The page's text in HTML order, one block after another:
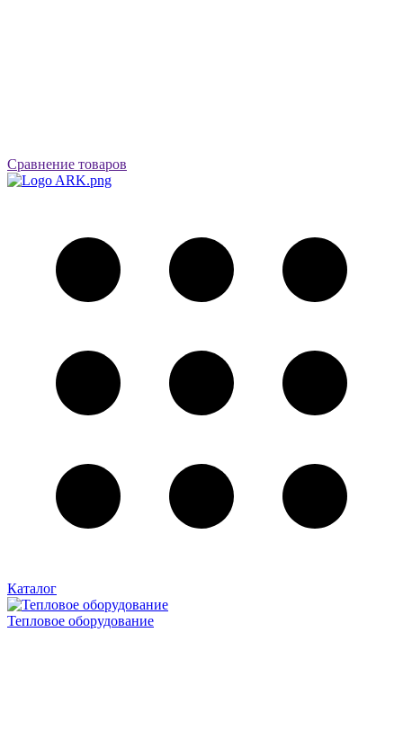
Сравнение товаров
Каталог
Тепловое оборудование